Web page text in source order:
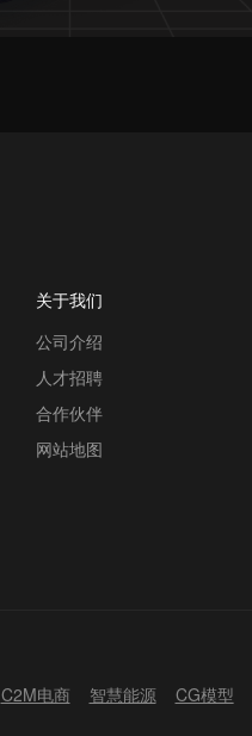
关于我们
公司介绍
人才招聘
合作伙伴
网站地图
C2M电商 智慧能源 CG模型